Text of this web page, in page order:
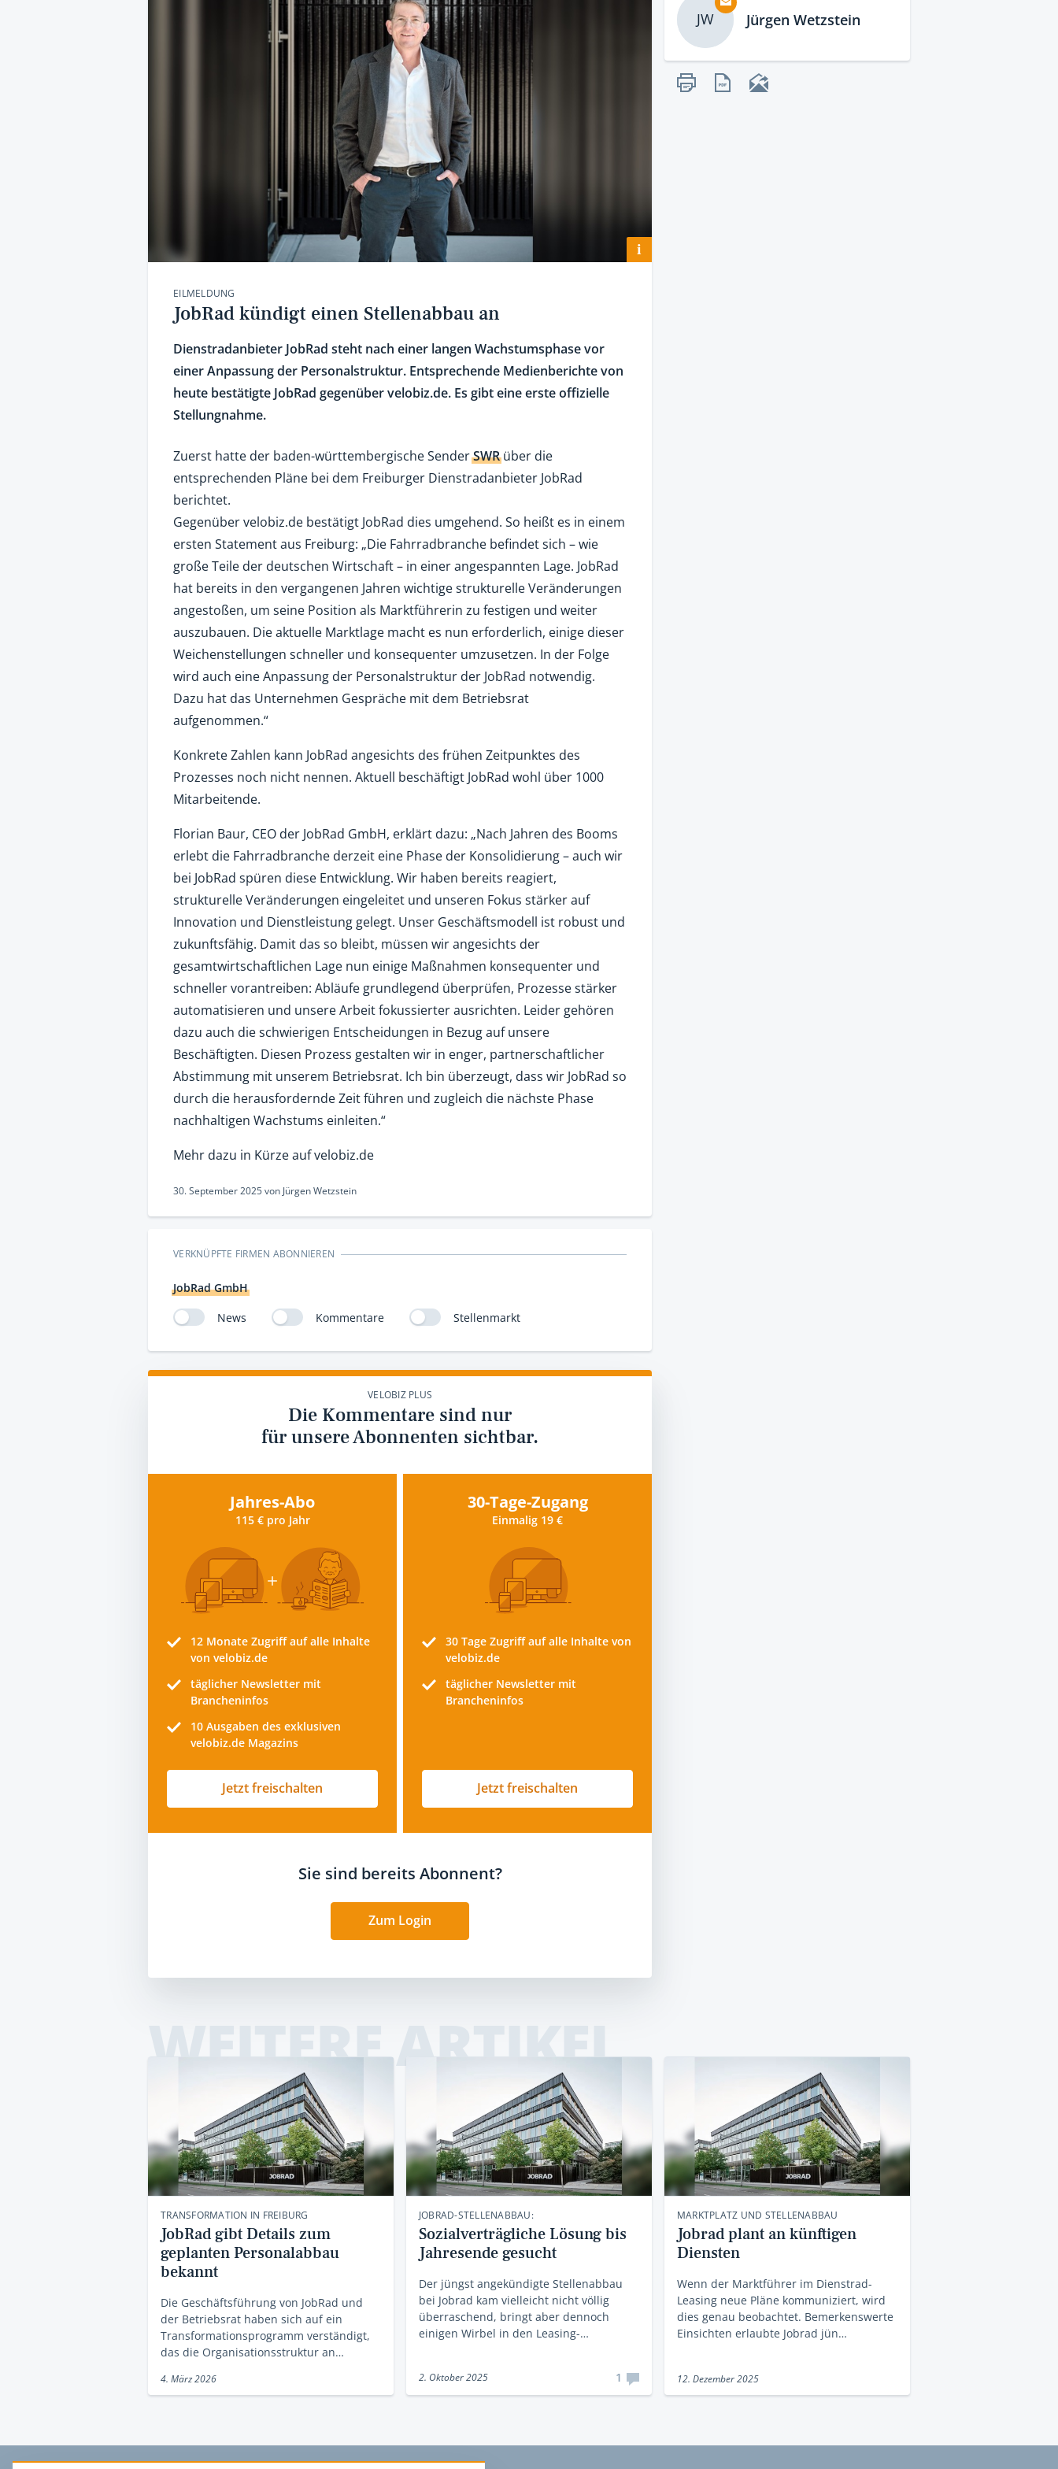
i
EILMELDUNG
JobRad kündigt einen Stellenabbau an
Dienstradanbieter JobRad steht nach einer langen Wachstumsphase vor
einer Anpassung der Personalstruktur. Entsprechende Medienberichte von
heute bestätigte JobRad gegenüber velobiz.de. Es gibt eine erste offizielle
Stellungnahme.
Zuerst hatte der baden-württembergische SenderSWRüber die
entsprechenden Pläne bei dem Freiburger Dienstradanbieter JobRad
berichtet.
Gegenüber velobiz.de bestätigt JobRad dies umgehend. So heißt es in einem
ersten Statement aus Freiburg: „Die Fahrradbranche befindet sich – wie
große Teile der deutschen Wirtschaft – in einer angespannten Lage. JobRad
hat bereits in den vergangenen Jahren wichtige strukturelle Veränderungen
angestoßen, um seine Position als Marktführerin zu festigen und weiter
auszubauen. Die aktuelle Marktlage macht es nun erforderlich, einige dieser
Weichenstellungen schneller und konsequenter umzusetzen. In der Folge
wird auch eine Anpassung der Personalstruktur der JobRad notwendig.
Dazu hat das Unternehmen Gespräche mit dem Betriebsrat
aufgenommen.“
Konkrete Zahlen kann JobRad angesichts des frühen Zeitpunktes des
Prozesses noch nicht nennen. Aktuell beschäftigt JobRad wohl über 1000
Mitarbeitende.
Florian Baur, CEO der JobRad GmbH, erklärt dazu: „Nach Jahren des Booms
erlebt die Fahrradbranche derzeit eine Phase der Konsolidierung – auch wir
bei JobRad spüren diese Entwicklung. Wir haben bereits reagiert,
strukturelle Veränderungen eingeleitet und unseren Fokus stärker auf
Innovation und Dienstleistung gelegt. Unser Geschäftsmodell ist robust und
zukunftsfähig. Damit das so bleibt, müssen wir angesichts der
gesamtwirtschaftlichen Lage nun einige Maßnahmen konsequenter und
schneller vorantreiben: Abläufe grundlegend überprüfen, Prozesse stärker
automatisieren und unsere Arbeit fokussierter ausrichten. Leider gehören
dazu auch die schwierigen Entscheidungen in Bezug auf unsere
Beschäftigten. Diesen Prozess gestalten wir in enger, partnerschaftlicher
Abstimmung mit unserem Betriebsrat. Ich bin überzeugt, dass wir JobRad so
durch die herausfordernde Zeit führen und zugleich die nächste Phase
nachhaltigen Wachstums einleiten.“
Mehr dazu in Kürze auf velobiz.de
30. September 2025von Jürgen Wetzstein
VERKNÜPFTE FIRMEN ABONNIEREN
JobRad GmbH
News
Kommentare Stellenmarkt
VELOBIZ PLUS
Die Kommentare sind nur
für unsere Abonnenten sichtbar.
Jahres-Abo
115 € pro Jahr
12 Monate Zugriff auf alle Inhalte
von velobiz.de
täglicher Newsletter mit
Brancheninfos
10 Ausgaben des exklusiven
velobiz.de Magazins
Jetzt freischalten
30-Tage-Zugang
Einmalig 19 €
30 Tage Zugriff auf alle Inhalte von
velobiz.de
täglicher Newsletter mit
Brancheninfos
Jetzt freischalten
Sie sind bereits Abonnent?
Zum Login
JW Jürgen Wetzstein
WEITERE ARTIKEL
TRANSFORMATION IN FREIBURG
JobRad gibt Details zum
geplanten Personalabbau
bekannt
Die Geschäftsführung von JobRad und
der Betriebsrat haben sich auf ein
Transformationsprogramm verständigt,
das die Organisationsstruktur an…
4. März 2026
JOBRAD-STELLENABBAU:
Sozialverträgliche Lösung bis
Jahresende gesucht
Der jüngst angekündigte Stellenabbau
bei Jobrad kam vielleicht nicht völlig
überraschend, bringt aber dennoch
einigen Wirbel in den Leasing-…
2. Oktober 2025 1
MARKTPLATZ UND STELLENABBAU
Jobrad plant an künftigen
Diensten
Wenn der Marktführer im Dienstrad-
Leasing neue Pläne kommuniziert, wird
dies genau beobachtet. Bemerkenswerte
Einsichten erlaubte Jobrad jün…
12. Dezember 2025